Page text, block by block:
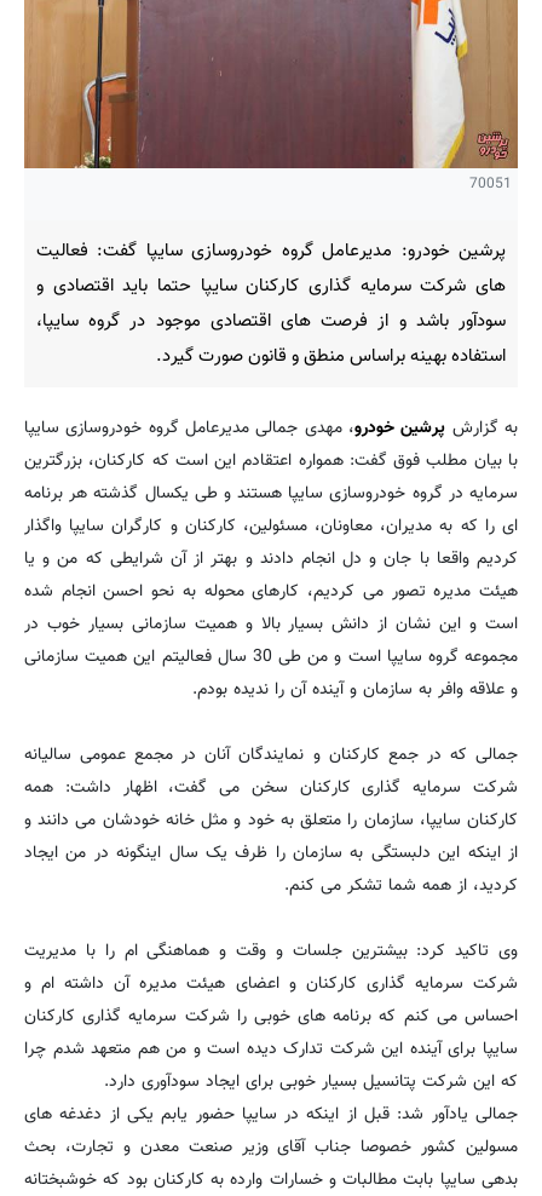
70051
پرشین خودرو: مدیرعامل گروه خودروسازی سایپا گفت: فعالیت
های شرکت سرمایه گذاری کارکنان سایپا حتما باید اقتصادی و
سودآور باشد و از فرصت های اقتصادی موجود در گروه سایپا،
استفاده بهینه براساس منطق و قانون صورت گیرد.
به گزارش پرشین خودرو، مهدی جمالی مدیرعامل گروه خودروسازی سایپا
با بیان مطلب فوق گفت: همواره اعتقادم این است که کارکنان، بزرگترین
سرمایه در گروه خودروسازی سایپا هستند و طی یکسال گذشته هر برنامه
ای را که به مدیران، معاونان، مسئولین، کارکنان و کارگران سایپا واگذار
کردیم واقعا با جان و دل انجام دادند و بهتر از آن شرایطی که من و یا
هیئت مدیره تصور می کردیم، کارهای محوله به نحو احسن انجام شده
است و این نشان از دانش بسیار بالا و همیت سازمانی بسیار خوب در
مجموعه گروه سایپا است و من طی 30 سال فعالیتم این همیت سازمانی
و علاقه وافر به سازمان و آینده آن را ندیده بودم.
جمالی که در جمع کارکنان و نمایندگان آنان در مجمع عمومی سالیانه
شرکت سرمایه گذاری کارکنان سخن می گفت، اظهار داشت: همه
کارکنان سایپا، سازمان را متعلق به خود و مثل خانه خودشان می دانند و
از اینکه این دلبستگی به سازمان را ظرف یک سال اینگونه در من ایجاد
کردید، از همه شما تشکر می کنم.
وی تاکید کرد: بیشترین جلسات و وقت و هماهنگی ام را با مدیریت
شرکت سرمایه گذاری کارکنان و اعضای هیئت مدیره آن داشته ام و
احساس می کنم که برنامه های خوبی را شرکت سرمایه گذاری کارکنان
سایپا برای آینده این شرکت تدارک دیده است و من هم متعهد شدم چرا
که این شرکت پتانسیل بسیار خوبی برای ایجاد سودآوری دارد.
جمالی یادآور شد: قبل از اینکه در سایپا حضور یابم یکی از دغدغه های
مسولین کشور خصوصا جناب آقای وزیر صنعت معدن و تجارت، بحث
بدهی سایپا بابت مطالبات و خسارات وارده به کارکنان بود که خوشبختانه